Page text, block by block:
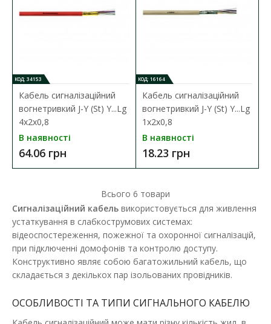
В наявності
Сигналізаційний кабель в ПВХ оболонці Сигналізаційний
кабель використовується в охоронних, телефон..
966.75 грн
ДО КОШИКА
КОД: 34153
Кабель сигналізаційний
вогнетривкий J-Y (St) Y...Lg
4x2x0,8
В наявності
64.06 грн
КОД: 16164
Кабель сигналізаційний
вогнетривкий J-Y (St) Y...Lg
1x2x0,8
В наявності
18.23 грн
Всього 6 товари
Сигналізаційний кабель використовується для живлення
устаткування в слабкострумових системах:
відеоспостереження, пожежної та охоронної сигналізацій,
при підключенні домофонів та контролю доступу.
Конструктивно являє собою багатожильний кабель, що
складається з декількох пар ізольованих провідників.
ОСОБЛИВОСТІ ТА ТИПИ СИГНАЛЬНОГО КАБЕЛЮ